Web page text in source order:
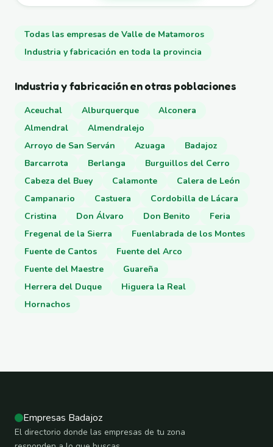
Todas las empresas de Valle de Matamoros
Industria y fabricación en toda la provincia
Industria y fabricación en otras poblaciones
Aceuchal Alburquerque
Alconera
Almendral
Almendralejo
Arroyo de San Serván
Azuaga
Badajoz
Barcarrota
Berlanga
Burguillos del Cerro
Cabeza del Buey
Calamonte
Calera de León
Campanario
Castuera
Cordobilla de Lácara
Cristina
Don Álvaro Don Benito
Feria
Fregenal de la Sierra
Fuenlabrada de los Montes
Fuente de Cantos
Fuente del Arco
Fuente del Maestre
Guareña
Herrera del Duque
Higuera la Real
Hornachos
Empresas Badajoz
El directorio donde las empresas de tu zona